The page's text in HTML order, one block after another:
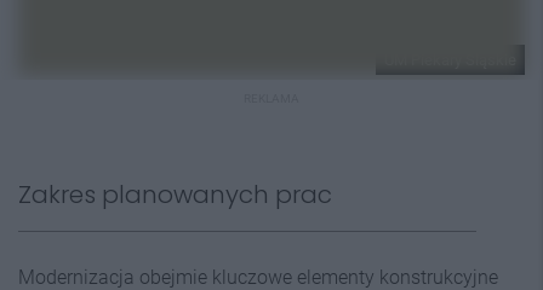
Zakres planowanych prac
Modernizacja obejmie kluczowe elementy konstrukcyjne